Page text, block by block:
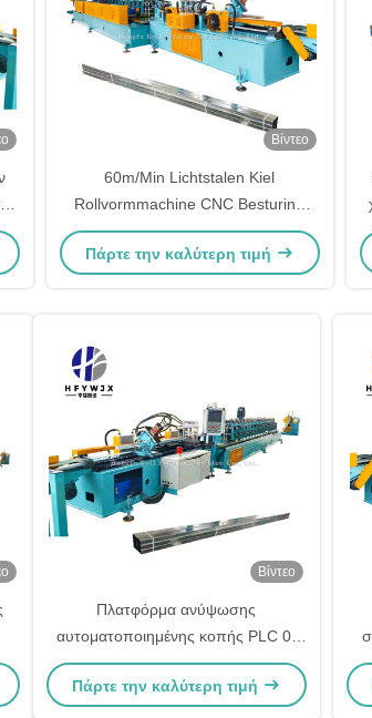
Βίντεο
60m/Min Lichtstalen Kiel
Rollvormmachine CNC Besturing
Automatische Stapeling
Πάρτε την καλύτερη τιμή
Βίντεο
Πλατφόρμα ανύψωσης
αυτοματοποιημένης κοπής PLC 0-
60m/min Ρυθμίσιμη ταχύτητα για την
παραγωγή ξυλοπετρώματος
Πάρτε την καλύτερη τιμή